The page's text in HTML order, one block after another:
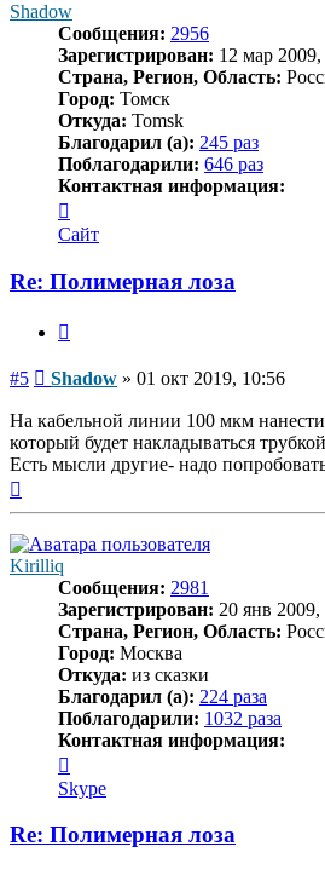
Shadow
Сообщения: 2956
Зарегистрирован: 12 мар
Страна, Регион, Область:
Город: Томск
Откуда: Tomsk
Благодарил (а): 245 раз
Поблагодарили: 646 раз
Контактная информация:
информация
пользователя
Сайт
Re: Полимерная лоза
#5 Сообщение
Shadow » 01 окт 2019, 10:56
На кабельной линии 100 мкм
который будет накладываться
Есть мысли другие- надо
Kirilliq
Сообщения: 2981
Зарегистрирован: 20 янв 2009,
Страна, Регион, Область:
Город: Москва
Откуда: из сказки
Благодарил (а): 224 раза
Поблагодарили: 1032 раза
Контактная информация:
информация
пользователя
Skype
Re: Полимерная лоза